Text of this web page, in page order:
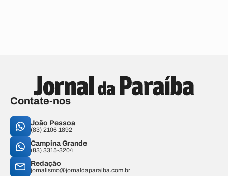
Contate-nos
João Pessoa
(83) 2106.1892
Campina Grande
(83) 3315-3204
Redação
jornalismo@jornaldaparaiba.com.br